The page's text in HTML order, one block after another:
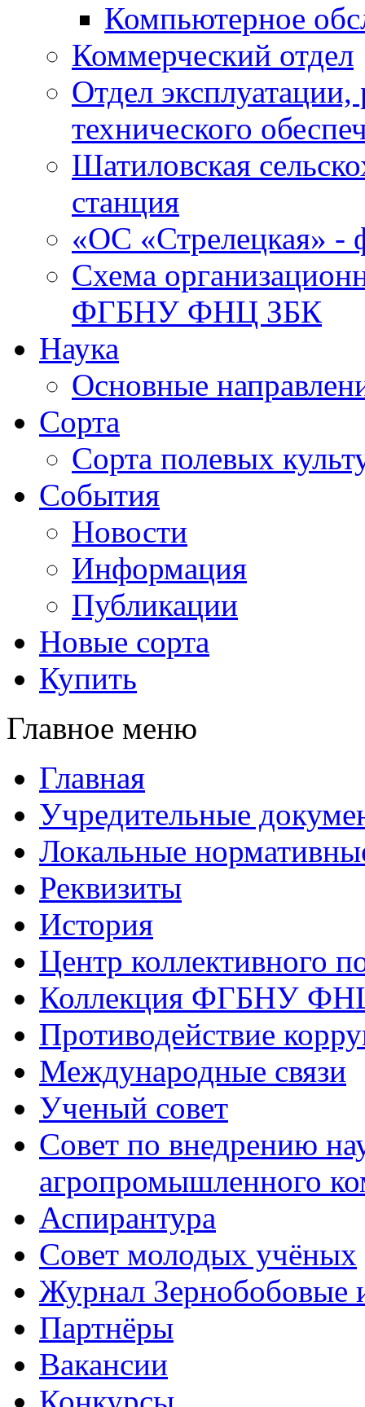
Компьютерное
Коммерческий отдел
Отдел
технического
Шатиловская
станция
«ОС «Стрелецкая»
Схема
ФГБНУ ФНЦ ЗБК
Наука
Основные
Сорта
Сорта полевых
События
Новости
Информация
Публикации
Новые сорта
Купить
Главное меню
Главная
Учредительные
Локальные
Реквизиты
История
Центр коллективного
Коллекция ФГБНУ
Противодействие
Международные связи
Ученый совет
Совет по внедрению
агропромышленного
Аспирантура
Совет молодых учёных
Журнал Зернобобовые
Партнёры
Вакансии